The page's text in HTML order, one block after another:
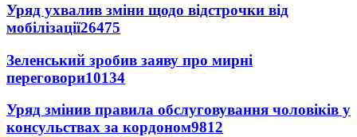
Уряд ухвалив зміни щодо відстрочки від
мобілізації26475
Зеленський зробив заяву про мирні
переговори10134
Уряд змінив правила обслуговування чоловіків у
консульствах за кордоном9812